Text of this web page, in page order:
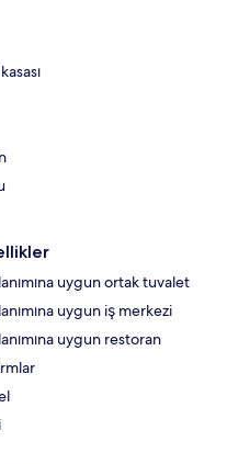
uygun ortak tuvalet
uygun iş merkezi
uygun restoran